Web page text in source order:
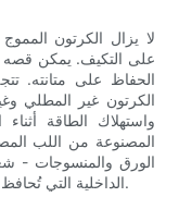
لا يزال الكرتون
على التكيف. يمكن
الحفاظ على متانته.
الكرتون غير المطلي
واستهلاك الطاقة
المصنوعة من اللب
الورق والمنسوجات -
الداخلية التي تُحافظ على الهدايا بأمان دون إضافة نفايات بلاستيكية.